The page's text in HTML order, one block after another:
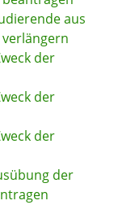
aus
verlängern
der
der
der
der